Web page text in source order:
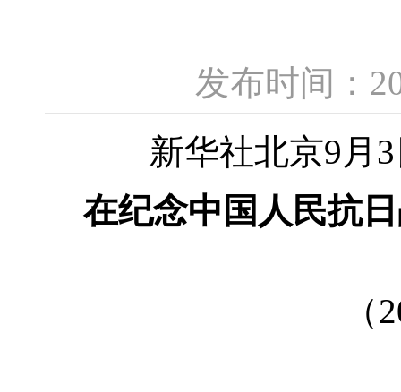
发布时间：
新华社北京9月3
在纪念中国人民抗